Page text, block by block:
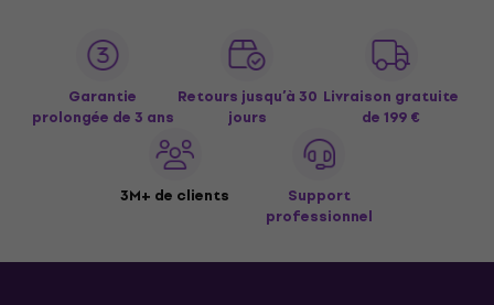
Garantie
prolongée de 3 ans
Retours jusqu’à 30
jours
Livraison gratuite
de 199 €
3M+ de clients
Support
professionnel